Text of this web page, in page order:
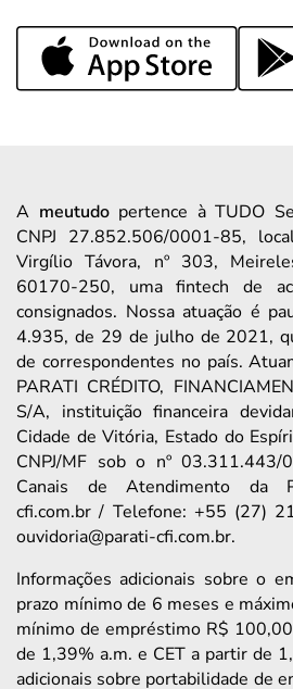
A meutudopertence à TUDO
CNPJ 27.852.506/0001-85,
Virgílio Távora, nº 303,
60170-250, uma fintech de
consignados. Nossa atuação é
4.935, de 29 de julho de 2021,
de correspondentes no país.
PARATI CRÉDITO,
S/A, instituição financeira
Cidade de Vitória, Estado do
CNPJ/MF sob o nº 03.311.443/
Canais de Atendimento da
cfi.com.br / Telefone: +55 (27)
ouvidoria@parati-cfi.com.br.
Informações adicionais sobre o
prazo mínimo de 6 meses e
mínimo de empréstimo R$
de 1,39% a.m. e CET a partir de
adicionais sobre portabilidade de